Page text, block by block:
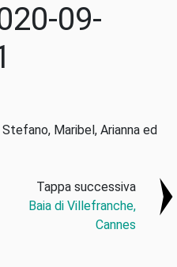
09-
Maribel, Arianna ed
Tappa successiva
Baia di Villefranche,
Cannes